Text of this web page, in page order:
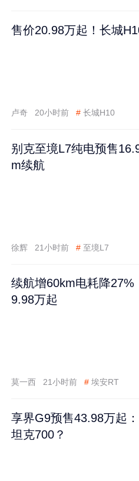
售价20.98万起！长城
卢奇 20小时前 # 长城H10
别克至境L7纯电预售
m续航
徐辉 21小时前 # 至境L7
续航增60km电耗降27%
9.98万起
莫一西 21小时前 # 埃安RT
享界G9预售43.98万起
坦克700？